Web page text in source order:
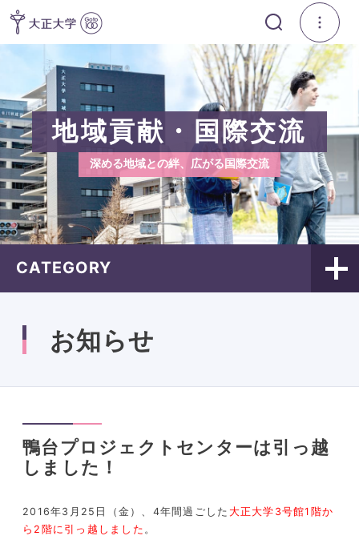
地域貢献・国際交流
深める地域との絆、広がる国際交流
CATEGORY
お知らせ
鴨台プロジェクトセンターは引っ越
しました！
2016年3 月 25 日（金）、 4年間過ごした 大正大学3号館1階か
ら2階に引っ越しました 。